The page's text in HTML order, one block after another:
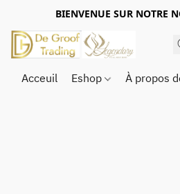
BIENVENUE SUR NOTRE
Acceuil Eshop À propos